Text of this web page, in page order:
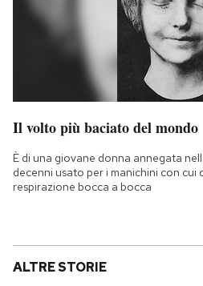
Il volto più baciato del mondo
È di una giovane donna annegata
decenni usato per i manichini con cui
respirazione bocca a bocca
ALTRE STORIE